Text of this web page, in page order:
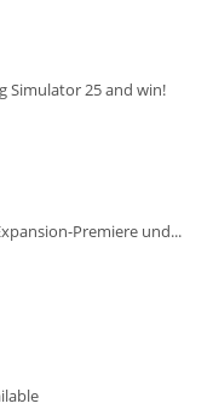
Simulator 25 and win!
Premiere und...